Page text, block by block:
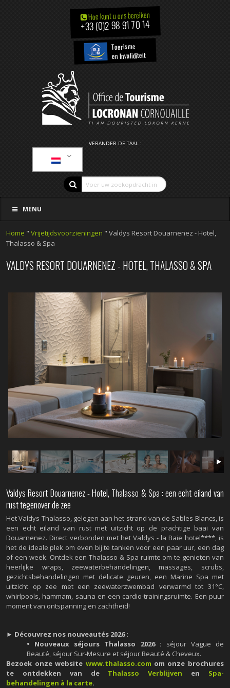
Hoe kunt u ons bereiken
+33 (0)2 98 91 70 14
Toerisme
en Invaliditeit
VERANDER DE TAAL :
MENU
Home "Vrijetijdsvoorzieningen "Valdys Resort Douarnenez - Hotel,
Thalasso & Spa
VALDYS RESORT DOUARNENEZ - HOTEL, THALASSO & SPA
Valdys Resort Douarnenez - Hotel, Thalasso & Spa : een echt eiland van
rust tegenover de zee
Het Valdys Thalasso, gelegen aan het strand van de Sables Blancs, is
een echt eiland van rust met uitzicht op de prachtige baai van
Douarnenez. Direct verbonden met het Valdys - la Baie hotel****, is
het de ideale plek om even bij te tanken voor een paar uur, een dag
of een week. Ontdek een Thalasso & Spa ruimte om te genieten van
heerlijke wraps, zeewaterbehandelingen, massages, scrubs,
gezichtsbehandelingen met delicate geuren, een Marine Spa met
uitzicht op zee met een zeewaterzwembad verwarmd tot 31°C,
whirlpools, hammam, sauna en een cardio-trainingsruimte. Een puur
moment van ontspanning en zachtheid!
► Découvrez nos nouveautés 2026 :
• Nouveaux séjours Thalasso 2026 : séjour Vague de
Beauté, séjour Sur-Mesure et séjour Beauté & Cheveux.
Bezoek onze website www.thalasso.com om onze brochures
te ontdekken van de Thalasso Verblijven en Spa-
behandelingen à la carte.